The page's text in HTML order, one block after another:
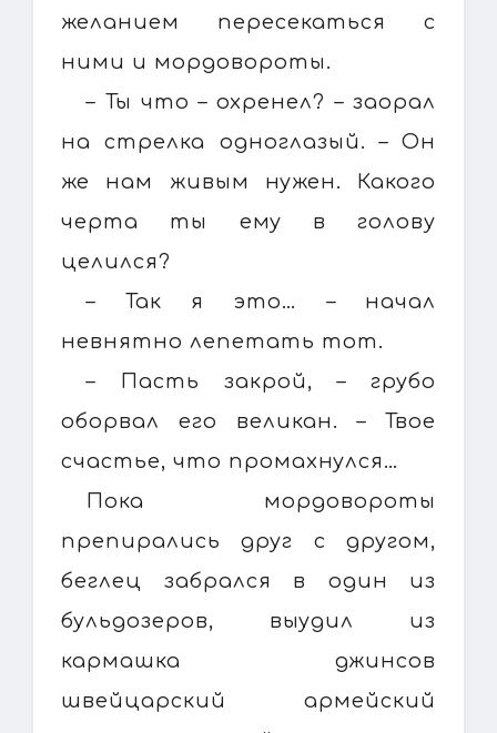
желанием пересекаться с
ними и мордовороты.
– Ты что – охренел? – заорал
на стрелка одноглазый. – Он
же нам живым нужен. Какого
черта ты ему в голову
целился?
– Так я это… – начал
невнятно лепетать тот.
– Пасть закрой, – грубо
оборвал его великан. – Твое
счастье, что промахнулся…
Пока мордовороты
препирались друг с другом,
беглец забрался в один из
бульдозеров, выудил из
кармашка джинсов
швейцарский армейский